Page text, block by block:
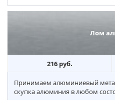
Лом
216 руб.
Принимаем алюминиевый
скупка алюминия в любом